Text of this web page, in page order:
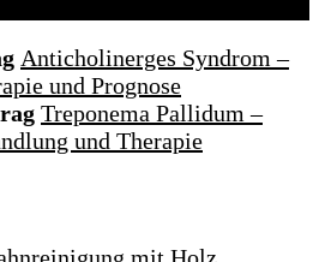
Anticholinerges Syndrom –
und Prognose
Treponema Pallidum –
und Therapie